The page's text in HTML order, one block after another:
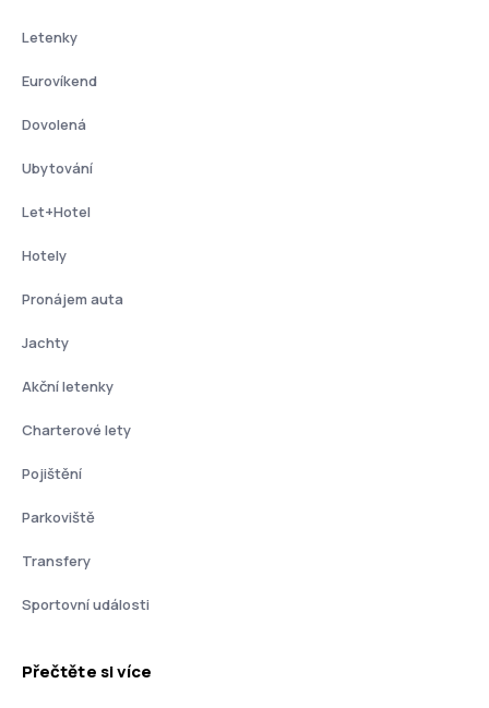
Letenky
Eurovíkend
Dovolená
Ubytování
Let+Hotel
Hotely
Pronájem auta
Jachty
Akční letenky
Charterové lety
Pojištění
Parkoviště
Transfery
Sportovní události
Přečtěte si více